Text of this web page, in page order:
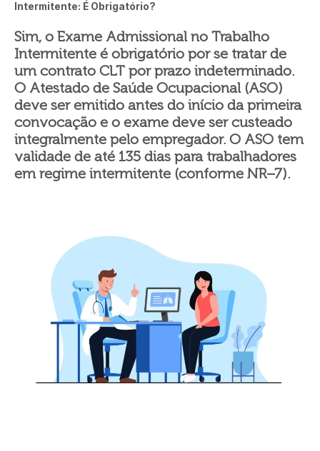
Intermitente: É Obrigatório?
Sim, o Exame Admissional no Trabalho
Intermitente é obrigatório por se tratar de
um contrato CLT por prazo indeterminado.
O Atestado de Saúde Ocupacional (ASO)
deve ser emitido antes do início da primeira
convocação e o exame deve ser custeado
integralmente pelo empregador. O ASO tem
validade de até 135 dias para trabalhadores
em regime intermitente (conforme NR−7).